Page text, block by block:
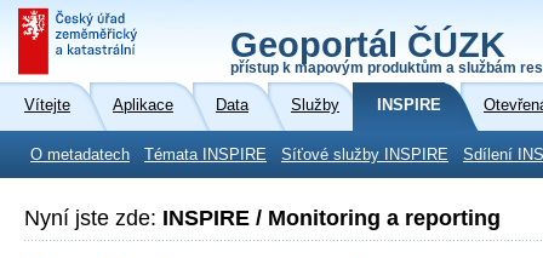
Geoportál ČÚZK
přístup k mapovým produktům a službám
Vítejte Aplikace Data Služby INSPIRE
O metadatech Témata INSPIRE Síťové služby INSPIRE Sdílení
Nyní jste zde: INSPIRE / Monitoring a reporting